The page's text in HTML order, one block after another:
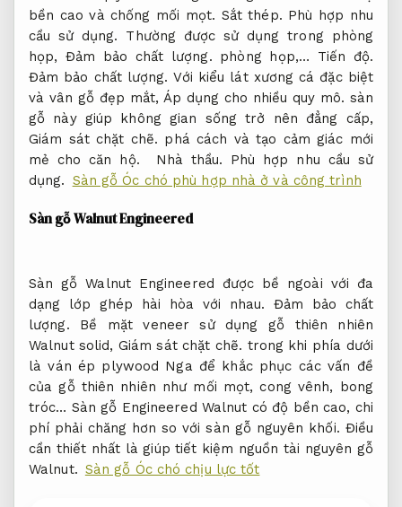
bền cao và chống mối mọt. Sắt thép. Phù hợp nhu
cầu sử dụng. Thường được sử dụng trong phòng
họp,Đảm bảo chất lượng. phòng họp,… Tiến độ.
Đảm bảo chất lượng. Với kiểu lát xương cá đặc biệt
và vân gỗ đẹp mắt, Áp dụng cho nhiều quy mô. sàn
gỗ này giúp không gian sống trở nên đẳng cấp,
Giám sát chặt chẽ. phá cách và tạo cảm giác mới
mẻ cho căn hộ. Nhà thầu.
Phù hợp nhu cầu sử
dụng. Sàn gỗ Óc chó phù hợp nhà ở và công trình
Sàn gỗ Walnut Engineered
Sàn gỗ Walnut Engineered được bề ngoài với đa
dạng lớp ghép hài hòa với nhau. Đảm bảo chất
lượng. Bề mặt veneer sử dụng gỗ thiên nhiên
Walnut solid, Giám sát chặt chẽ. trong khi phía dưới
là ván ép plywood Nga để khắc phục các vấn đề
của gỗ thiên nhiên như mối mọt, cong vênh, bong
tróc… Sàn gỗ Engineered Walnut có độ bền cao, chi
phí phải chăng hơn so với sàn gỗ nguyên khối. Điều
cần thiết nhất là giúp tiết kiệm nguồn tài nguyên gỗ
Walnut. Sàn gỗ Óc chó chịu lực tốt